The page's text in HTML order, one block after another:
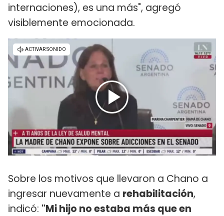
internaciones), es una más", agregó
visiblemente emocionada.
Sobre los motivos que llevaron a Chano a
ingresar nuevamente a rehabilitación,
indicó: "Mi hijo no estaba más que en